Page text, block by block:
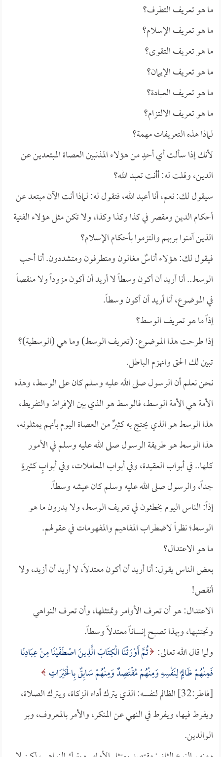
ما هو تعريف التطرف؟
ما هو تعريف الإسلام؟
ما هو تعريف التقوى؟
ما هو تعريف الإيمان؟
ما هو تعريف العبادة؟
ما هو تعريف الالتزام؟
لماذا هذه التعريفات مهمة؟
لأنك إذا سألت أي أحدٍ من هؤلاء المذنبين العصاة المبتعدين عن
الدين، وقلت له: أأنت تعبد الله؟
سيقول لك: نعم، أنا أعبد الله، فتقول له: لماذا أنت الآن مبتعد عن
أحكام الدين ومقصر في كذا وكذا وكذا، ولا تكن مثل هؤلاء الفتية
الذين آمنوا بربهم والتزموا بأحكام الإسلام؟
فيقول لك: هؤلاء أناسٌ مغالون ومتطرفون ومتشددون. أنا أحب
الوسط.. أنا أريد أن أكون وسطاً لا أريد أن أكون مزوداً ولا منقصاً
في الموضوع، أنا أريد أن أكون وسطاً.
إذاً ما هو تعريف الوسط؟
إذا طرحت هذا الموضوع: (تعريف الوسط) وما هي (الوسطية)؟
تبين لك الحق وانهزم الباطل.
نحن نعلم أن الرسول صلى الله عليه وسلم كان على الوسط، وهذه
الأمة هي الأمة الوسط، فالوسط هو الذي بين الإفراط والتفريط،
هذا الوسط هو الذي يحتج به كثيرٌ من العصاة اليوم بأنهم يمثلونه،
هذا الوسط هو طريقة الرسول صلى الله عليه وسلم في الأمور
كلها.. في أبواب العقيدة، وفي أبواب المعاملات، وفي أبوابٍ كثيرةٍ
جداً، والرسول صلى الله عليه وسلم كان عيشه وسطاً.
إذاً: الناس اليوم يخطئون في تعريف الوسط، ولا يدرون ما هو
الوسط؛ نظراً لاضطراب المفاهيم والمفهومات في عقولهم.
ما هو الاعتدال؟
بعض الناس يقول: أنا أريد أن أكون معتدلاً، لا أريد أن أزيد، ولا
أنقص!
الاعتدال: هو أن تعرف الأوامر وتمتثلها، وأن تعرف النواهي
وتجتنبها، وبهذا تصبح إنساناً معتدلاً وسطاً.
ولما قال الله تعالى: ثُمَّ أَوْرَثْنَا الْكِتَابَ الَّذِينَ اصْطَفَيْنَا مِنْ عِبَادِنَا
فَمِنْهُمْ ظَالِمٌ لِنَفْسِهِ وَمِنْهُمْ مُقْتَصِدٌ وَمِنْهُمْ سَابِقٌ بِالْخَيْرَاتِ
[فاطر:32] الظالم لنفسه: الذي يترك أداء الزكاة، ويترك الصلاة،
ويفرط فيها، ويفرط في النهي عن المنكر، والأمر بالمعروف، وبر
الوالدين.